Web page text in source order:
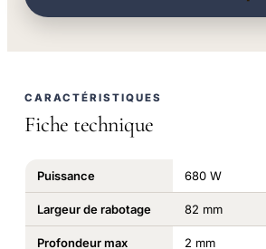
CARACTÉRISTIQUES
Fiche technique
Puissance 680 W
Largeur de rabotage 82 mm
Profondeur max 2 mm